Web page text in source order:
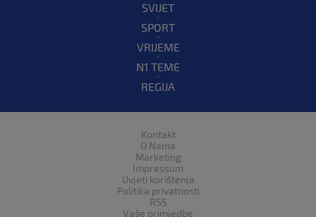
SVIJET
SPORT
VRIJEME
N1 TEME
REGIJA
Kontakt
O Nama
Marketing
Impressum
Uvjeti korištenja
Politika privatnosti
RSS
Vaše primjedbe